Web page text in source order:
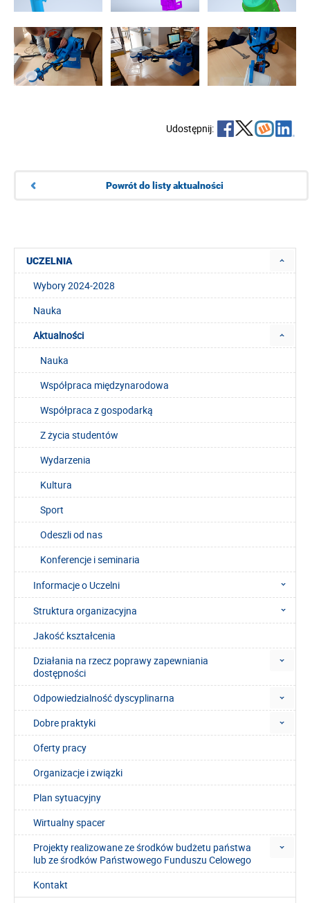
Udostępnij:
Powrót do listy aktualności
UCZELNIA
Wybory 2024-2028
Nauka
Aktualności
Nauka
Współpraca międzynarodowa
Współpraca z gospodarką
Z życia studentów
Wydarzenia
Kultura
Sport
Odeszli od nas
Konferencje i seminaria
Informacje o Uczelni
Struktura organizacyjna
Jakość kształcenia
Działania na rzecz poprawy zapewniania
dostępności
Odpowiedzialność dyscyplinarna
Dobre praktyki
Oferty pracy
Organizacje i związki
Plan sytuacyjny
Wirtualny spacer
Projekty realizowane ze środków budżetu państwa
lub ze środków Państwowego Funduszu Celowego
Kontakt